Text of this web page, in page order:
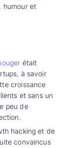
humour et
était
à savoir
croissance
et sans un
peu de
hacking et de
convaincus